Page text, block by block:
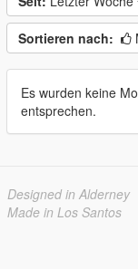
Sortieren nach:
Es wurden keine
entsprechen.
Designed in Alderney
Made in Los Santos